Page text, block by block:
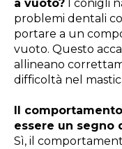
a vuoto? I conigli
problemi dentali
portare a un
vuoto. Questo
allineano
difficoltà nel
Il
essere un segno
Sì, il